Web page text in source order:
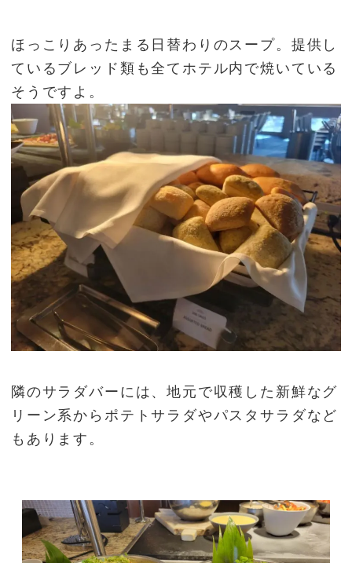
ほっこりあったまる日替わりのスープ。提供し
ているブレッド類も全てホテル内で焼いている
そうですよ。
隣のサラダバーには、地元で収穫した新鮮なグ
リーン系からポテトサラダやパスタサラダなど
もあります。